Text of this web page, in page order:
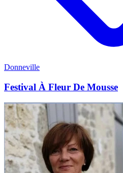
Donneville
Festival À Fleur De Mousse